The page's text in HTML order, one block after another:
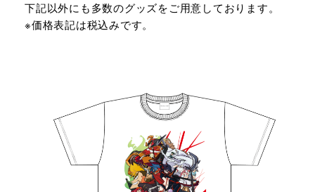
下記以外にも多数のグッズをご用意しております。
※価格表記は税込みです。